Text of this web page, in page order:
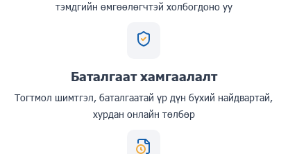
тэмдгийн өмгөөлөгчтэй холбогдоно уу
Баталгаат хамгаалалт
Тогтмол шимтгэл, баталгаатай үр дүн бүхий найдвартай,
хурдан онлайн төлбөр